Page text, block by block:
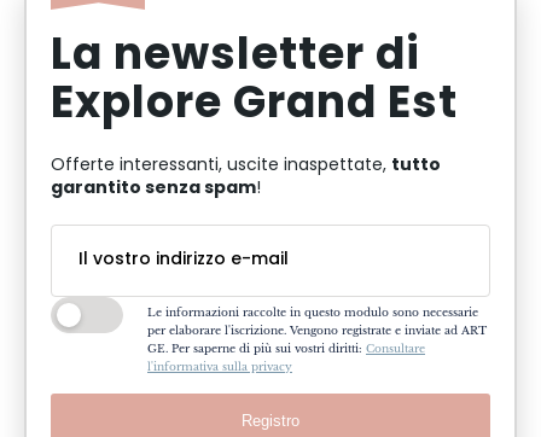
La newsletter di
Explore Grand Est
Offerte interessanti, uscite inaspettate, tutto
garantito senza spam!
Le informazioni raccolte in questo modulo sono necessarie
per elaborare l'iscrizione. Vengono registrate e inviate ad ART
GE. Per saperne di più sui vostri diritti: Consultare
l'informativa sulla privacy
Registro